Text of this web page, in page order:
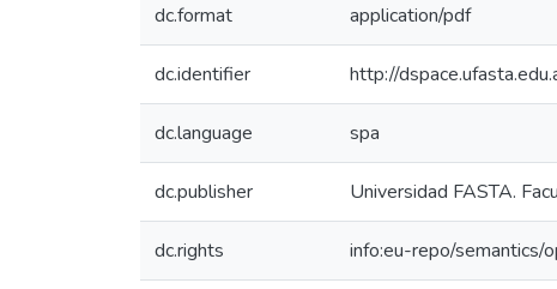
dc.format application/pdf
dc.identifier http://
dc.language spa
dc.publisher Universidad FASTA.
dc.rights info:eu-repo/semantics/